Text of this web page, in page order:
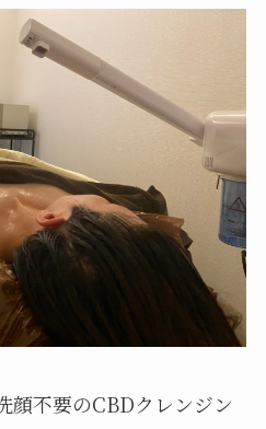
顔不要のCBDクレンジン